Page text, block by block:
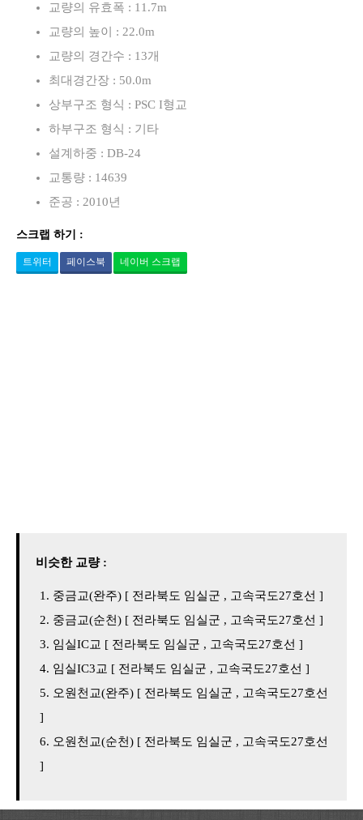
교량의 유효폭 : 11.7m
교량의 높이 : 22.0m
교량의 경간수 : 13개
최대경간장 : 50.0m
상부구조 형식 : PSC I형교
하부구조 형식 : 기타
설계하중 : DB-24
교통량 : 14639
준공 : 2010년
스크랩 하기 :
트위터 페이스북 네이버 스크랩
비슷한 교량 :
중금교(완주) [ 전라북도 임실군 , 고속국도27호선 ]
중금교(순천) [ 전라북도 임실군 , 고속국도27호선 ]
임실IC교 [ 전라북도 임실군 , 고속국도27호선 ]
임실IC3교 [ 전라북도 임실군 , 고속국도27호선 ]
오원천교(완주) [ 전라북도 임실군 , 고속국도27호선
]
오원천교(순천) [ 전라북도 임실군 , 고속국도27호선
]